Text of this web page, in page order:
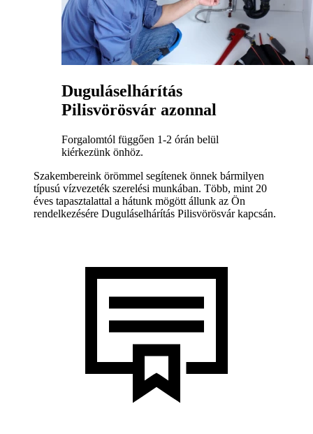
Duguláselhárítás
Pilisvörösvár azonnal
Forgalomtól függően 1-2 órán belül
kiérkezünk önhöz.
Szakembereink örömmel segítenek önnek bármilyen
típusú vízvezeték szerelési munkában. Több, mint 20
éves tapasztalattal a hátunk mögött állunk az Ön
rendelkezésére Duguláselhárítás Pilisvörösvár kapcsán.